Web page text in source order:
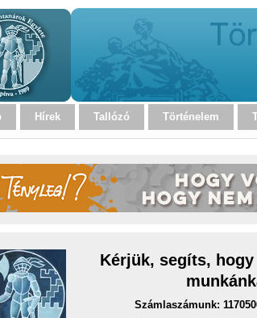
Hírek Tallózó Történelem
Kérjük, segíts,
Számlaszámunk: